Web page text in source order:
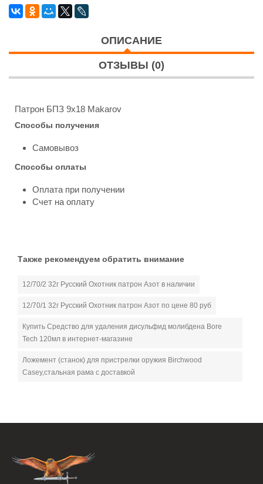
ОПИСАНИЕ
ОТЗЫВЫ (0)
Патрон БПЗ 9х18 Makarov
Способы получения
Самовывоз
Способы оплаты
Оплата при получении
Счет на оплату
Также рекомендуем обратить внимание
12/70/2 32г Русский Охотник патрон Азот в наличии
12/70/1 32г Русский Охотник патрон Азот по цене 80 руб
Купить Средство для удаления дисульфид молибдена Bore
Tech 120мл в интернет-магазине
Ложемент (станок) для пристрелки оружия Birchwood
Casey,стальная рама с доставкой